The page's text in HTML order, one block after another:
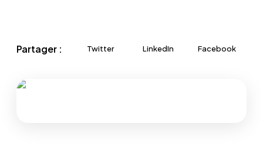
Partager : Twitter LinkedIn Facebook